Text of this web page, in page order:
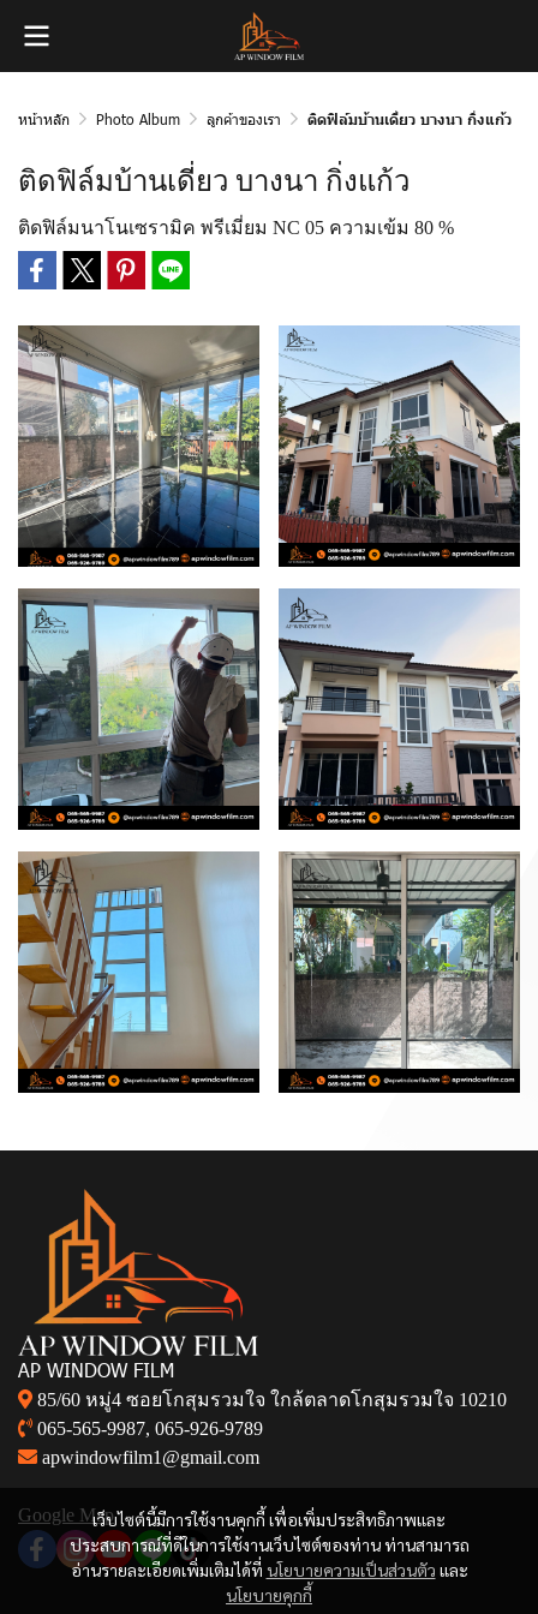
หน้าหลัก Photo Album ลูกค้าของเรา ติดฟิล์มบ้านเดี่ยว บางนา กิ่งแก้ว
ติดฟิล์มบ้านเดี่ยว บางนา กิ่งแก้ว
ติดฟิล์มนาโนเซรามิค พรีเมี่ยม NC 05 ความเข้ม 80 %
เว็บไซต์นี้มีการใช้งานคุกกี้ เพื่อเพิ่มประสิทธิภาพและ
ประสบการณ์ที่ดีในการใช้งานเว็บไซต์ของท่าน ท่านสามารถ
อ่านรายละเอียดเพิ่มเติมได้ที่ นโยบายความเป็นส่วนตัว และ
นโยบายคุกกี้
AP WINDOW FILM
85/60 หมู่4 ซอยโกสุมรวมใจ ใกล้ตลาดโกสุมรวมใจ 10210
065-565-9987, 065-926-9789
apwindowfilm1@gmail.com
Google Map